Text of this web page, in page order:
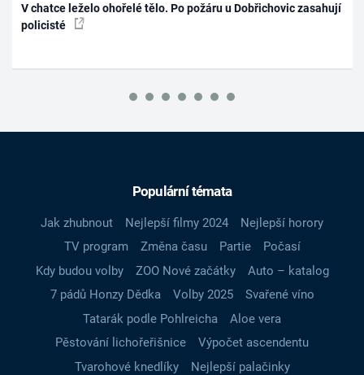
V chatce leželo ohořelé tělo. Po požáru u Dobřichovic zasahují
policisté
Populární témata
Jak zhubnout Nejlepší filmy 2024
Nejlepší horory
TV program
Změna času Partie
Počasí
Kdy budou volby
ZOO Nové začátky
Auto – katalog
7 pádů Honzy Dědka
Volby 2025
Svařené víno
Tatarák podle Pohlreicha
Aloe vera
Pěstování lichořeřišnice
Výpočet ascendentu
Tvarohové knedlíky
Nejlepší palačinky